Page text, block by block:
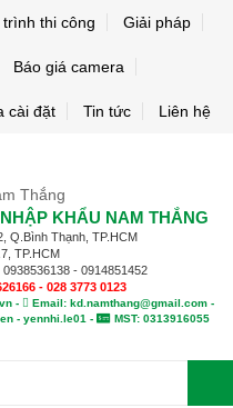
thi công Giải pháp
Báo giá camera
cài đặt Tin tức Liên hệ
KHẨU NAM THẮNG
Q.Bình Thạnh, TP.HCM
TP.HCM
0938536138 - 0914851452
- 028 3773 0123
-
Email: kd.namthang@gmail.com -
- yennhi.le01 - MST: 0313916055